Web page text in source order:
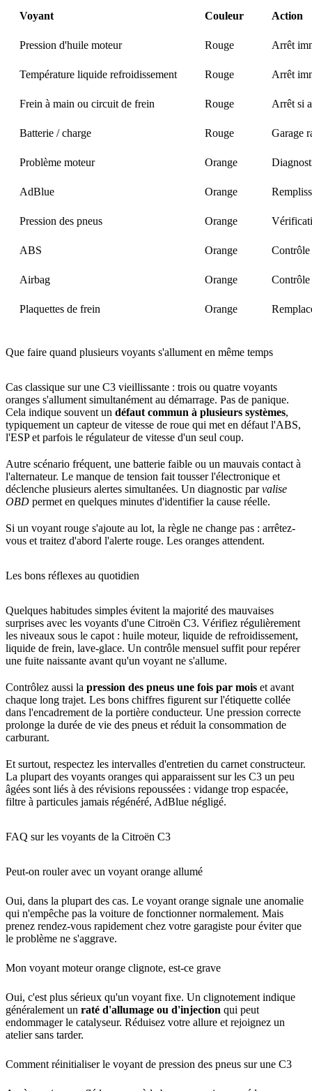
Voyant Couleur Action
Pression d'huile moteur Rouge Arrêt
Température liquide refroidissement Rouge Arrêt
Frein à main ou circuit de frein Rouge Arrêt si
Batterie / charge Rouge Garage
Problème moteur Orange
AdBlue Orange
Pression des pneus Orange
ABS Orange Contrôle
Airbag Orange Contrôle
Plaquettes de frein Orange
Que faire quand plusieurs voyants s'allument en même temps
Cas classique sur une C3 vieillissante : trois ou quatre voyants
oranges s'allument simultanément au démarrage. Pas de panique.
Cela indique souvent un défaut commun à plusieurs systèmes,
typiquement un capteur de vitesse de roue qui met en défaut l'ABS,
l'ESP et parfois le régulateur de vitesse d'un seul coup.
Autre scénario fréquent, une batterie faible ou un mauvais contact à
l'alternateur. Le manque de tension fait tousser l'électronique et
déclenche plusieurs alertes simultanées. Un diagnostic parvalise
OBD permet en quelques minutes d'identifier la cause réelle.
Si un voyant rouge s'ajoute au lot, la règle ne change pas : arrêtez-
vous et traitez d'abord l'alerte rouge. Les oranges attendent.
Les bons réflexes au quotidien
Quelques habitudes simples évitent la majorité des mauvaises
surprises avec les voyants d'une Citroën C3. Vérifiez régulièrement
les niveaux sous le capot : huile moteur, liquide de refroidissement,
liquide de frein, lave-glace. Un contrôle mensuel suffit pour repérer
une fuite naissante avant qu'un voyant ne s'allume.
Contrôlez aussi la pression des pneus une fois par mois et avant
chaque long trajet. Les bons chiffres figurent sur l'étiquette collée
dans l'encadrement de la portière conducteur. Une pression correcte
prolonge la durée de vie des pneus et réduit la consommation de
carburant.
Et surtout, respectez les intervalles d'entretien du carnet constructeur.
La plupart des voyants oranges qui apparaissent sur les C3 un peu
âgées sont liés à des révisions repoussées : vidange trop espacée,
filtre à particules jamais régénéré, AdBlue négligé.
FAQ sur les voyants de la Citroën C3
Peut-on rouler avec un voyant orange allumé
Oui, dans la plupart des cas. Le voyant orange signale une anomalie
qui n'empêche pas la voiture de fonctionner normalement. Mais
prenez rendez-vous rapidement chez votre garagiste pour éviter que
le problème ne s'aggrave.
Mon voyant moteur orange clignote, est-ce grave
Oui, c'est plus sérieux qu'un voyant fixe. Un clignotement indique
généralement un raté d'allumage ou d'injection qui peut
endommager le catalyseur. Réduisez votre allure et rejoignez un
atelier sans tarder.
Comment réinitialiser le voyant de pression des pneus sur une C3